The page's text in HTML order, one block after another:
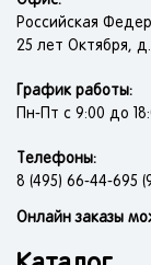
Российская
25 лет Октября, д.
График работы:
Пн-Пт с 9:00 до
Телефоны:
8 (495) 66-44-695
Онлайн заказы